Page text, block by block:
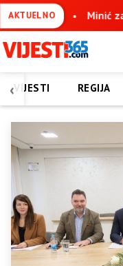
AKTUELNOMinić zahvalio
‹VIJESTI REGIJA